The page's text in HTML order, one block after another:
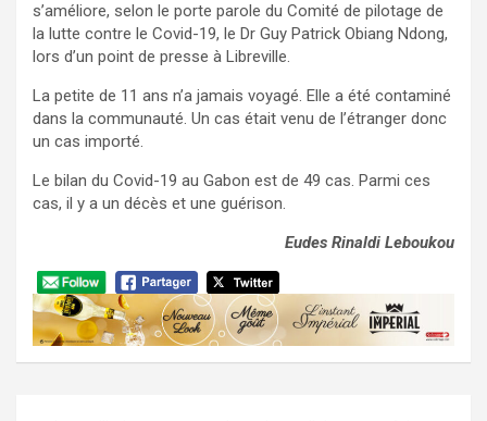
s’améliore, selon le porte parole du Comité de pilotage de
la lutte contre le Covid-19, le Dr Guy Patrick Obiang Ndong,
lors d’un point de presse à Libreville.
La petite de 11 ans n’a jamais voyagé. Elle a été contaminé
dans la communauté. Un cas était venu de l’étranger donc
un cas importé.
Le bilan du Covid-19 au Gabon est de 49 cas. Parmi ces
cas, il y a un décès et une guérison.
Eudes Rinaldi Leboukou